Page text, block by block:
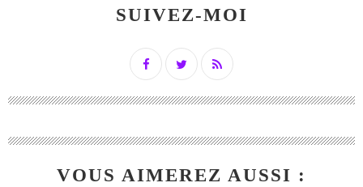
SUIVEZ-MOI
VOUS AIMEREZ AUSSI :